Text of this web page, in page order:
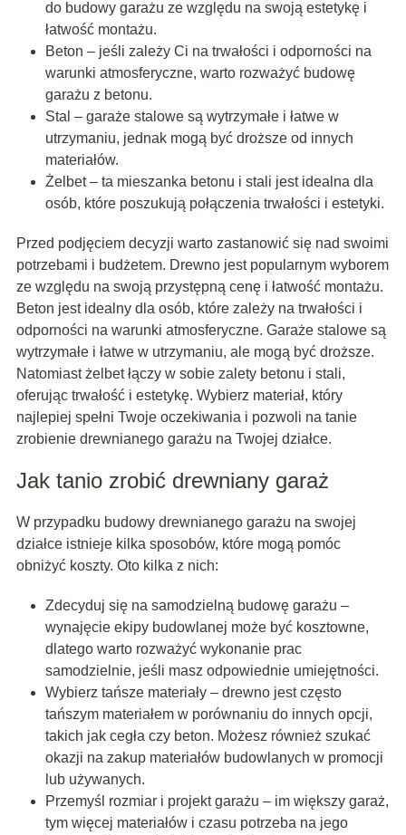
do budowy garażu ze względu na swoją estetykę i
łatwość montażu.
Beton – jeśli zależy Ci na trwałości i odporności na
warunki atmosferyczne, warto rozważyć budowę
garażu z betonu.
Stal – garaże stalowe są wytrzymałe i łatwe w
utrzymaniu, jednak mogą być droższe od innych
materiałów.
Żelbet – ta mieszanka betonu i stali jest idealna dla
osób, które poszukują połączenia trwałości i estetyki.
Przed podjęciem decyzji warto zastanowić się nad swoimi
potrzebami i budżetem. Drewno jest popularnym wyborem
ze względu na swoją przystępną cenę i łatwość montażu.
Beton jest idealny dla osób, które zależy na trwałości i
odporności na warunki atmosferyczne. Garaże stalowe są
wytrzymałe i łatwe w utrzymaniu, ale mogą być droższe.
Natomiast żelbet łączy w sobie zalety betonu i stali,
oferując trwałość i estetykę. Wybierz materiał, który
najlepiej spełni Twoje oczekiwania i pozwoli na tanie
zrobienie drewnianego garażu na Twojej działce.
Jak tanio zrobić drewniany garaż
W przypadku budowy drewnianego garażu na swojej
działce istnieje kilka sposobów, które mogą pomóc
obniżyć koszty. Oto kilka z nich:
Zdecyduj się na samodzielną budowę garażu –
wynajęcie ekipy budowlanej może być kosztowne,
dlatego warto rozważyć wykonanie prac
samodzielnie, jeśli masz odpowiednie umiejętności.
Wybierz tańsze materiały – drewno jest często
tańszym materiałem w porównaniu do innych opcji,
takich jak cegła czy beton. Możesz również szukać
okazji na zakup materiałów budowlanych w promocji
lub używanych.
Przemyśl rozmiar i projekt garażu – im większy garaż,
tym więcej materiałów i czasu potrzeba na jego